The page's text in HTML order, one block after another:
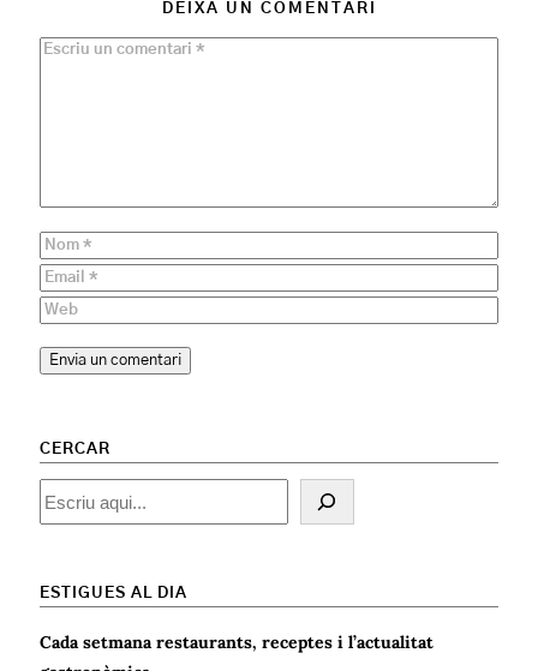
DEIXA UN COMENTARI
CERCAR
Cercar
ESTIGUES AL DIA
Cada setmana restaurants, receptes i l’actualitat